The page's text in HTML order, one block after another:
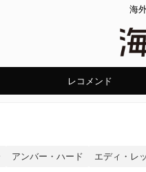
海
レコメンド
アンバー・ハード エディ・レ